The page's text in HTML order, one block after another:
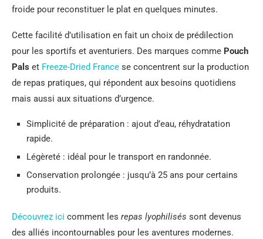
froide pour reconstituer le plat en quelques minutes.
Cette facilité d’utilisation en fait un choix de prédilection
pour les sportifs et aventuriers. Des marques comme Pouch
Pals et Freeze-Dried France se concentrent sur la production
de repas pratiques, qui répondent aux besoins quotidiens
mais aussi aux situations d’urgence.
Simplicité de préparation : ajout d’eau, réhydratation
rapide.
Légèreté : idéal pour le transport en randonnée.
Conservation prolongée : jusqu’à 25 ans pour certains
produits.
Découvrez ici comment les repas lyophilisés sont devenus
des alliés incontournables pour les aventures modernes.